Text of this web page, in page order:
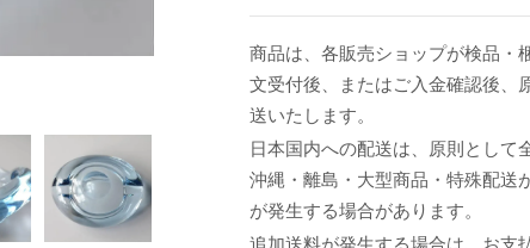
商品は、各販売ショップが検品・
文受付後、またはご入金確認後、
送いたします。
日本国内への配送は、原則として
沖縄・離島・大型商品・特殊配送
が発生する場合があります。
追加送料が発生する場合は、お支